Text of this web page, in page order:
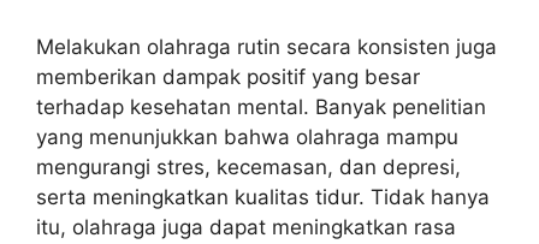
Melakukan olahraga rutin secara konsisten juga
memberikan dampak positif yang besar
terhadap kesehatan mental. Banyak penelitian
yang menunjukkan bahwa olahraga mampu
mengurangi stres, kecemasan, dan depresi,
serta meningkatkan kualitas tidur. Tidak hanya
itu, olahraga juga dapat meningkatkan rasa